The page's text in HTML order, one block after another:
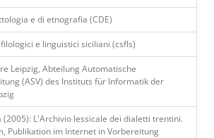
e di etnografia (CDE)
e linguistici siciliani (csfls)
Leipzig, Abteilung Automatische
(ASV) des Instituts für Informatik der
(2005): L'Archivio lessicale dei dialetti trentini.
Publikation im Internet in Vorbereitung